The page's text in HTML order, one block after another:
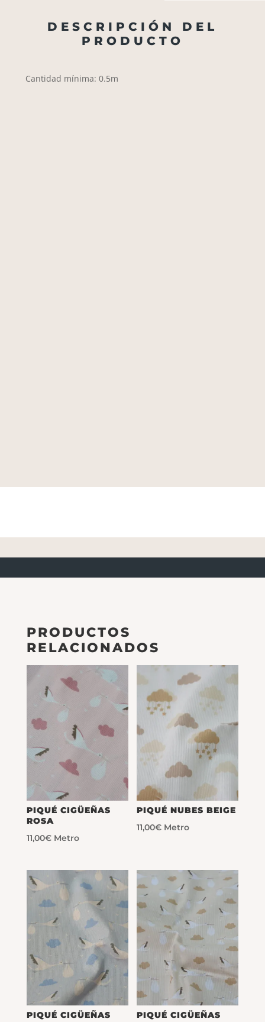
DESCRIPCIÓN DEL
PRODUCTO
Cantidad mínima: 0.5m
PRODUCTOS
RELACIONADOS
PIQUÉ CIGÜEÑAS
ROSA
11,00€ Metro
PIQUÉ NUBES BEIGE
11,00€ Metro
PIQUÉ CIGÜEÑAS
PIQUÉ CIGÜEÑAS